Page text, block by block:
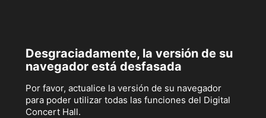
Desgraciadamente, la versión de su
navegador está desfasada
Por favor, actualice la versión de su navegador
para poder utilizar todas las funciones del Digital
Concert Hall.